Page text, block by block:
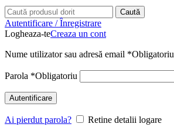
Caută
Autentificare / Înregistrare
Logheaza-teCreaza un cont
Nume utilizator sau adresă email *Obligatoriu
Parola *Obligatoriu
Autentificare
Ai pierdut parola?
Retine detalii logare